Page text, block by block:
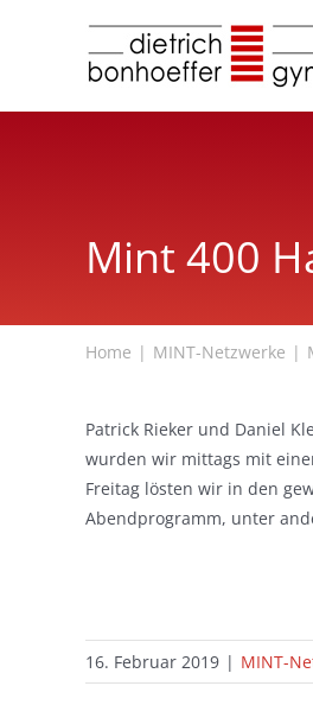
Mint 400
Home MINT-Netzwerke
Patrick Rieker und Daniel
wurden wir mittags mit
Freitag lösten wir in den
Abendprogramm, unter
16. Februar 2019 | MINT-